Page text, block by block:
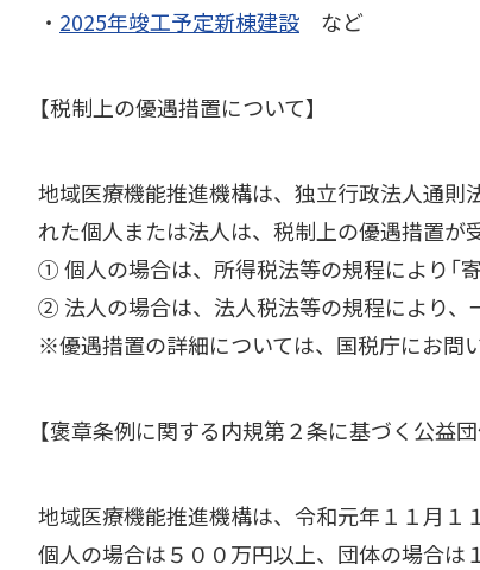
・ 2025年竣工予定新棟建設 など
【税制上の優遇措置について】
地域医療機能推進機構は、独立行政法人通則
れた個人または法人は、税制上の優遇措置が
① 個人の場合は、所得税法等の規程により「
② 法人の場合は、法人税法等の規程により、
※優遇措置の詳細については、国税庁にお問
【褒章条例に関する内規第２条に基づく公益
地域医療機能推進機構は、令和元年１１月１
個人の場合は５００万円以上、団体の場合は